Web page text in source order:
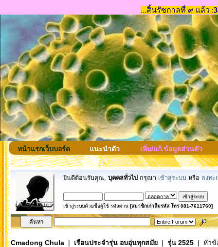
หน้าแรกเว็บบอร์ด แนะนำตัว เพิ่ม/แก้.ข้อมูลส่วนตัว
ยินดีต้อนรับคุณ, บุคคลทั่วไป กรุณา เข้าสู่ระบบ หรือ ลงทะ
เข้าสู่ระบบด้วยชื่อผู้ใช้ รหัสผ่าน [สมาชิกเก่าลืมรหัส โทร 081-7611760]
Cmadong Chula| เรือนประจำรุ่น อบอุ่นทุกสมัย| รุ่น 2525| หัวข้